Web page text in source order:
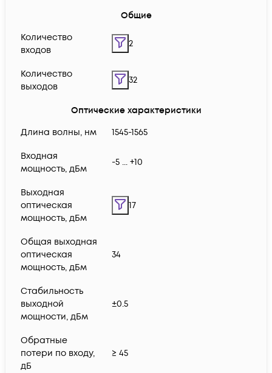
Общие
Количество
входов
2
Количество
выходов
32
Оптические характеристики
Длина волны, нм
1545-1565
Входная
мощность, дБм
-5 ... +10
Выходная
оптическая
мощность, дБм
17
Общая выходная
оптическая
мощность, дБм
34
Стабильность
выходной
мощности, дБм
±0.5
Обратные
потери по входу,
дБ
≥ 45